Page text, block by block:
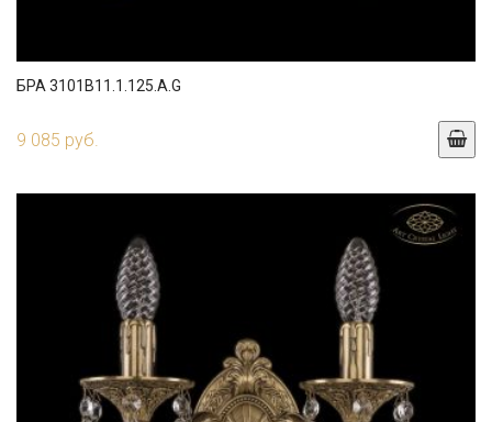
БРА 3101B11.1.125.A.G
9 085 руб.